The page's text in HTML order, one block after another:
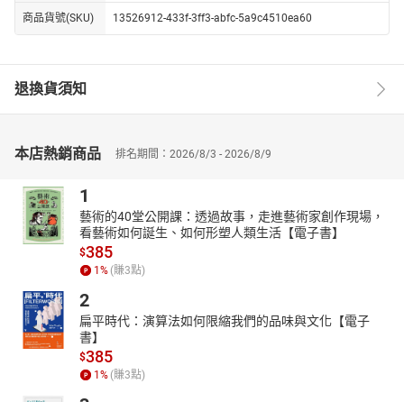
商品貨號(SKU) 13526912-433f-3ff3-abfc-5a9c4510ea60
退換貨須知
本店熱銷商品 排名期間：2026/8/3 - 2026/8/9
1
藝術的40堂公開課：透過故事，走進藝術家創作現場，
看藝術如何誕生、如何形塑人類生活【電子書】
$385
1% (賺3點)
2
扁平時代：演算法如何限縮我們的品味與文化【電子
書】
$385
1% (賺3點)